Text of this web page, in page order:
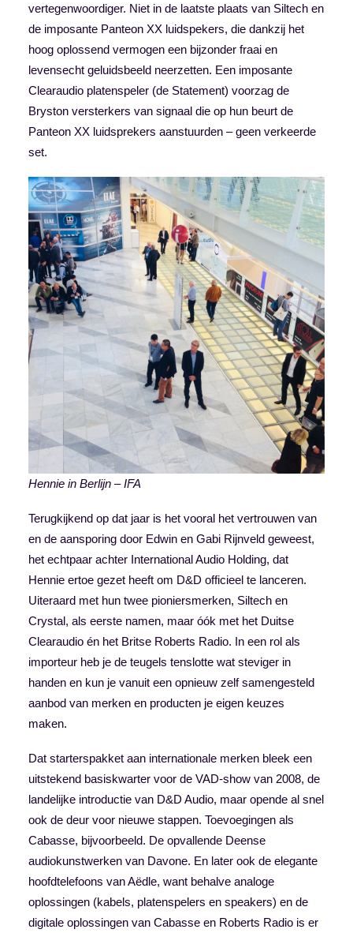
vertegenwoordiger. Niet in de laatste plaats van Siltech en
de imposante Panteon XX luidspekers, die dankzij het
hoog oplossend vermogen een bijzonder fraai en
levensecht geluidsbeeld neerzetten. Een imposante
Clearaudio platenspeler (de Statement) voorzag de
Bryston versterkers van signaal die op hun beurt de
Panteon XX luidsprekers aanstuurden – geen verkeerde
set.
Hennie in Berlijn – IFA
Terugkijkend op dat jaar is het vooral het vertrouwen van
en de aansporing door Edwin en Gabi Rijnveld geweest,
het echtpaar achter International Audio Holding, dat
Hennie ertoe gezet heeft om D&D officieel te lanceren.
Uiteraard met hun twee pioniersmerken, Siltech en
Crystal, als eerste namen, maar óók met het Duitse
Clearaudio én het Britse Roberts Radio. In een rol als
importeur heb je de teugels tenslotte wat steviger in
handen en kun je vanuit een opnieuw zelf samengesteld
aanbod van merken en producten je eigen keuzes
maken.
Dat starterspakket aan internationale merken bleek een
uitstekend basiskwarter voor de VAD-show van 2008, de
landelijke introductie van D&D Audio, maar opende al snel
ook de deur voor nieuwe stappen. Toevoegingen als
Cabasse, bijvoorbeeld. De opvallende Deense
audiokunstwerken van Davone. En later ook de elegante
hoofdtelefoons van Aëdle, want behalve analoge
oplossingen (kabels, platenspelers en speakers) en de
digitale oplossingen van Cabasse en Roberts Radio is er